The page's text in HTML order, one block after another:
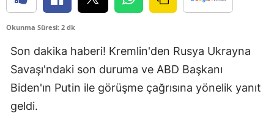
Erzurum
Eskişehir
Okunma Süresi: 2 dk
Son dakika haberi! Kremlin'den Rusya Ukrayna
Savaşı'ndaki son duruma ve ABD Başkanı
Biden'ın Putin ile görüşme çağrısına yönelik yanıt
geldi.